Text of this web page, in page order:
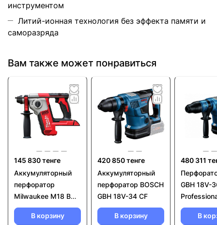
инструментом
Литий-ионная технология без эффекта памяти и
саморазряда
Вам также может понравиться
145 830 тенге
Аккумуляторный
перфоратор
Milwaukee M18 BH-
0
В корзину
420 850 тенге
Аккумуляторный
перфоратор BOSCH
GBH 18V-34 CF
В корзину
480 311
GBH 18V-
В